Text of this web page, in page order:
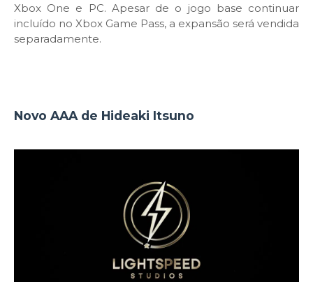
Xbox One e PC. Apesar de o jogo base continuar
incluído no Xbox Game Pass, a expansão será vendida
separadamente.
Novo AAA de Hideaki Itsuno